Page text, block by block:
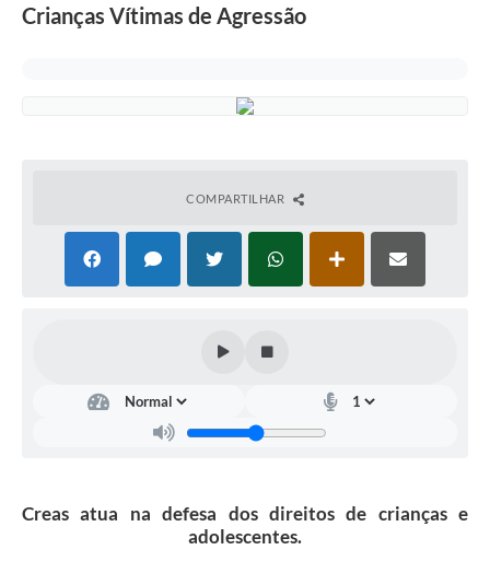
Crianças Vítimas de Agressão
COMPARTILHAR
Creas atua na defesa dos direitos de crianças e
adolescentes.